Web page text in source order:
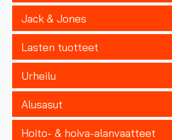
Jack & Jones
Lasten tuotteet
Urheilu
Alusasut
Hoito- & hoiva-alanvaatteet